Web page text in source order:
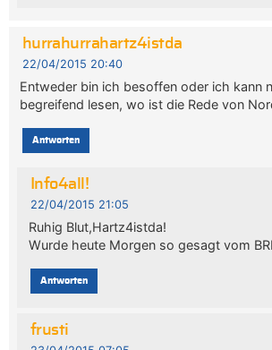
hurrahurrahartz4istda
22/04/2015 20:40
Entweder bin ich besoffen oder ich kann
begreifend lesen, wo ist die Rede von
Antworten
Info4all!
22/04/2015 21:05
Ruhig Blut,Hartz4istda!
Wurde heute Morgen so gesagt vom
Antworten
frusti